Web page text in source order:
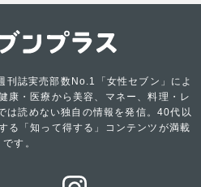
刊誌実売部数No.1「女性セブン」によ
康・医療から美容、マネー、料理・レ
は読めない独自の情報を発信。40代以
る「知って得する」コンテンツが満載
です。